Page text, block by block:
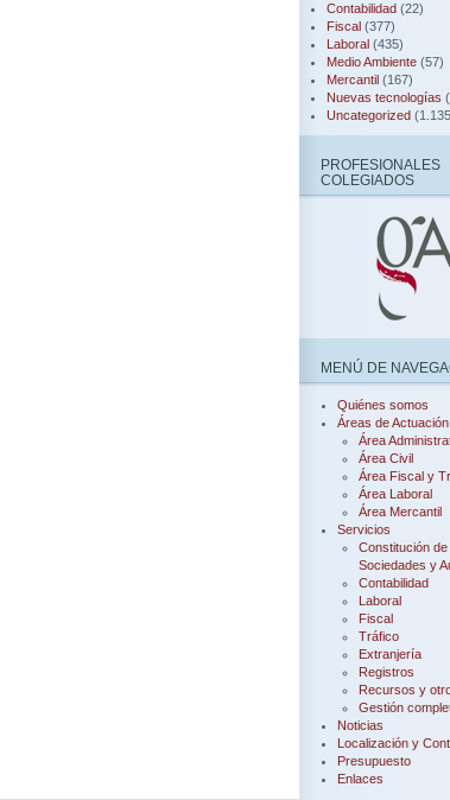
Contabilidad (22)
Fiscal (377)
Laboral (435)
Medio Ambiente (57)
Mercantil (167)
Nuevas tecnologías
Uncategorized
PROFESIONALES
COLEGIADOS
MENÚ DE
Quiénes somos
Áreas de Actuación
Área
Área Civil
Área Fiscal y
Área Laboral
Área Mercantil
Servicios
Constitución de
Sociedades y
Contabilidad
Laboral
Fiscal
Tráfico
Extranjería
Registros
Recursos y
Gestión
Noticias
Localización y
Presupuesto
Enlaces